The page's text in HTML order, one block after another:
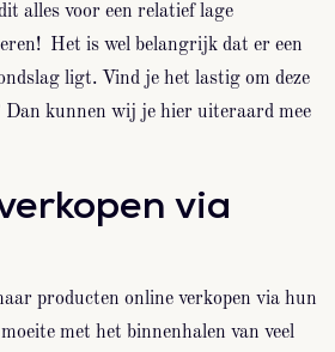
alles voor een relatief lage
Het is wel belangrijk dat er een
ligt. Vind je het lastig om deze
Dan kunnen wij je hier uiteraard mee
via
producten online verkopen via hun
met het binnenhalen van veel